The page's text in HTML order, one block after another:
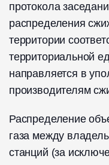
протокола
распределения
территории
территориальной
направляется в
производителям
Распределение
газа между
станций (за